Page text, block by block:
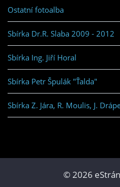
Ostatní fotoalba
Sbírka Dr.R. Slaba 2009 - 2012
Sbírka Ing. Jiří Horal
Sbírka Petr Špulák "Ťalda"
Sbírka Z. Jára, R. Moulis, J.
© 2026